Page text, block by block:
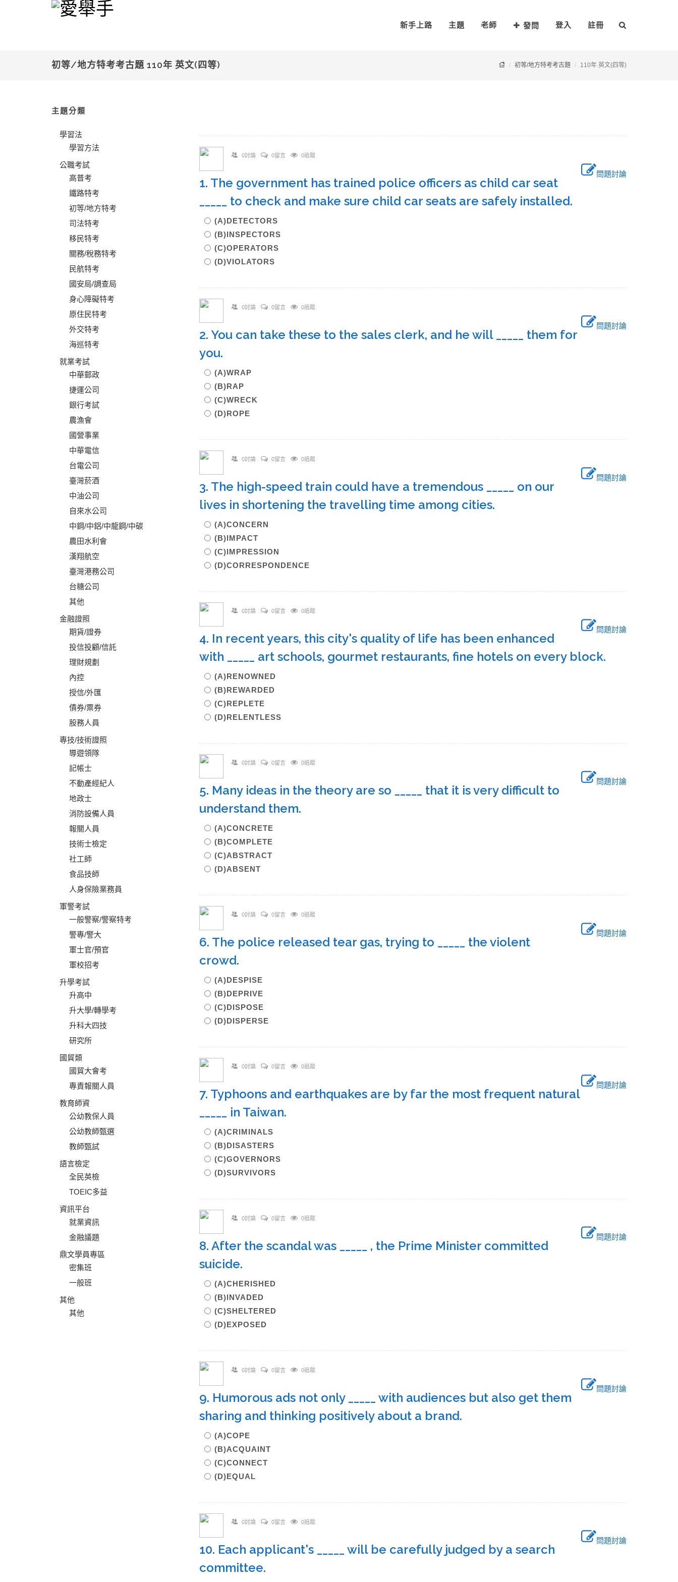
新手上路 主題 老師 發問 登入 註冊
初等/地方特考考古題 110年 英文(四等) 初等/地方特考考古題 110年 英文(四等)
主題分類
學習法
學習方法
公職考試
高普考
鐵路特考
初等/地方特考
司法特考
移民特考
關務/稅務特考
民航特考
國安局/調查局
身心障礙特考
原住民特考
外交特考
海巡特考
就業考試
中華郵政
捷運公司
銀行考試
農漁會
國營事業
中華電信
台電公司
臺灣菸酒
中油公司
自來水公司
中鋼/中鋁/中龍鋼/中碳
農田水利會
漢翔航空
臺灣港務公司
台糖公司
其他
金融證照
期貨/證券
投信投顧/信託
理財規劃
內控
授信/外匯
債券/票券
股務人員
專技/技術證照
導遊領隊
記帳士
不動產經紀人
地政士
消防設備人員
報關人員
技術士檢定
社工師
食品技師
人身保險業務員
軍警考試
一般警察/警察特考
警專/警大
軍士官/預官
軍校招考
升學考試
升高中
升大學/轉學考
升科大四技
研究所
國貿類
國貿大會考
專責報關人員
教育師資
公幼教保人員
公幼教師甄選
教師甄試
語言檢定
全民英檢
TOEIC多益
資訊平台
就業資訊
金融議題
鼎文學員專區
密集班
一般班
其他
其他
0討論 0留言 0追蹤
問題討論
1. The government has trained police officers as child car seat
_____ to check and make sure child car seats are safely installed.
(A)DETECTORS
(B)INSPECTORS
(C)OPERATORS
(D)VIOLATORS
0討論 0留言 0追蹤
問題討論
2. You can take these to the sales clerk, and he will _____ them for
you.
(A)WRAP
(B)RAP
(C)WRECK
(D)ROPE
0討論 0留言 0追蹤
問題討論
3. The high-speed train could have a tremendous _____ on our
lives in shortening the travelling time among cities.
(A)CONCERN
(B)IMPACT
(C)IMPRESSION
(D)CORRESPONDENCE
0討論 0留言 0追蹤
問題討論
4. In recent years, this city's quality of life has been enhanced
with _____ art schools, gourmet restaurants, fine hotels on every block.
(A)RENOWNED
(B)REWARDED
(C)REPLETE
(D)RELENTLESS
0討論 0留言 0追蹤
問題討論
5. Many ideas in the theory are so _____ that it is very difficult to
understand them.
(A)CONCRETE
(B)COMPLETE
(C)ABSTRACT
(D)ABSENT
0討論 0留言 0追蹤
問題討論
6. The police released tear gas, trying to _____ the violent
crowd.
(A)DESPISE
(B)DEPRIVE
(C)DISPOSE
(D)DISPERSE
0討論 0留言 0追蹤
問題討論
7. Typhoons and earthquakes are by far the most frequent natural
_____ in Taiwan.
(A)CRIMINALS
(B)DISASTERS
(C)GOVERNORS
(D)SURVIVORS
0討論 0留言 0追蹤
問題討論
8. After the scandal was _____ , the Prime Minister committed
suicide.
(A)CHERISHED
(B)INVADED
(C)SHELTERED
(D)EXPOSED
0討論 0留言 0追蹤
問題討論
9. Humorous ads not only _____ with audiences but also get them
sharing and thinking positively about a brand.
(A)COPE
(B)ACQUAINT
(C)CONNECT
(D)EQUAL
0討論 0留言 0追蹤
問題討論
10. Each applicant's _____ will be carefully judged by a search
committee.